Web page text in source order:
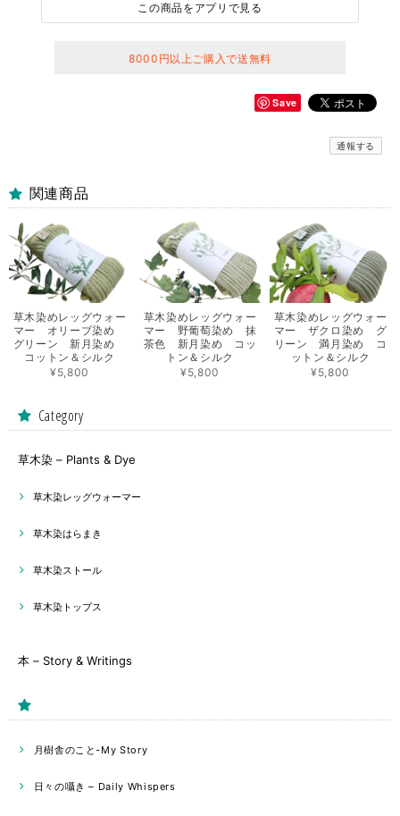
この商品をアプリで見る
8000円以上ご購入で送無料
Save
通報する
関連商品
草木染めレッグウォー
マー オリーブ染め
グリーン 新月染め
コットン＆シルク
¥5,800
草木染めレッグウォー
マー 野葡萄染め 抹
茶色 新月染め コッ
トン＆シルク
¥5,800
草木染めレッグウォー
マー ザクロ染め グ
リーン 満月染め コ
ットン＆シルク
¥5,800
Category
草木染 – Plants & Dye
草木染レッグウォーマー
草木染はらまき
草木染ストール
草木染トップス
本 – Story & Writings
月樹舎のこと-My Story
日々の囁き – Daily Whispers